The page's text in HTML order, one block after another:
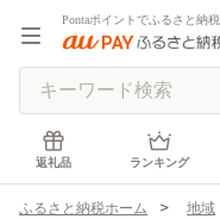
Pontaポイントでふるさと納税
返礼品 ランキング
ふるさと納税ホーム 地域